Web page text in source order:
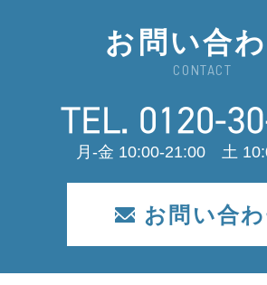
お問い合
CONTACT
月-金 10:00-21:00 土
お問い合